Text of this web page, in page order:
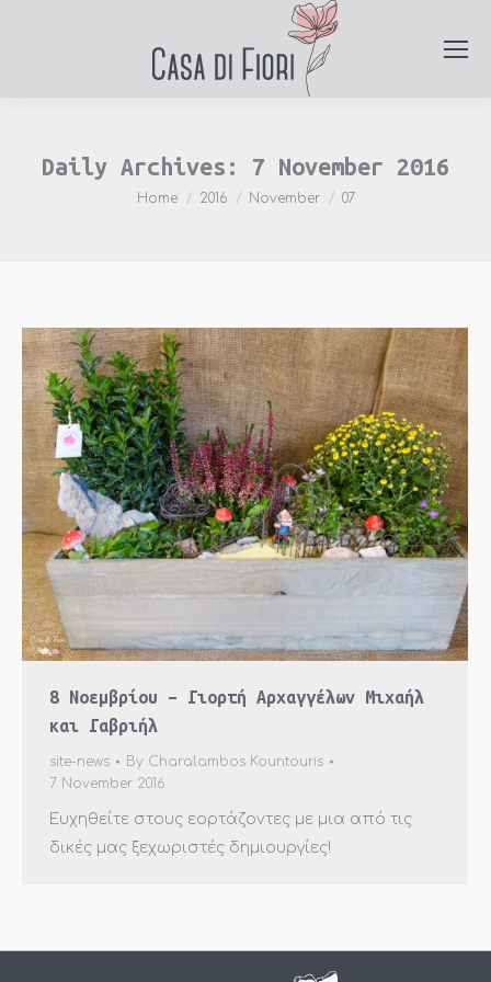
Daily Archives: 7 November 2016
You are here:
Home 2016 November 07
8 Νοεμβρίου – Γιορτή Αρχαγγέλων Μιχαήλ
και Γαβριήλ
site-news By Charalambos Kountouris
7 November 2016
Ευχηθείτε στους εορτάζοντες με μια από τις
δικές μας ξεχωριστές δημιουργίες!